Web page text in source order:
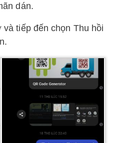
dán.
tiếp đến chọn Thu hồi